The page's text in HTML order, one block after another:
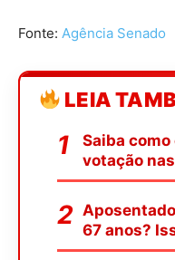
Fonte: Agência Senado
LEIA
Saiba
votação
67 anos?